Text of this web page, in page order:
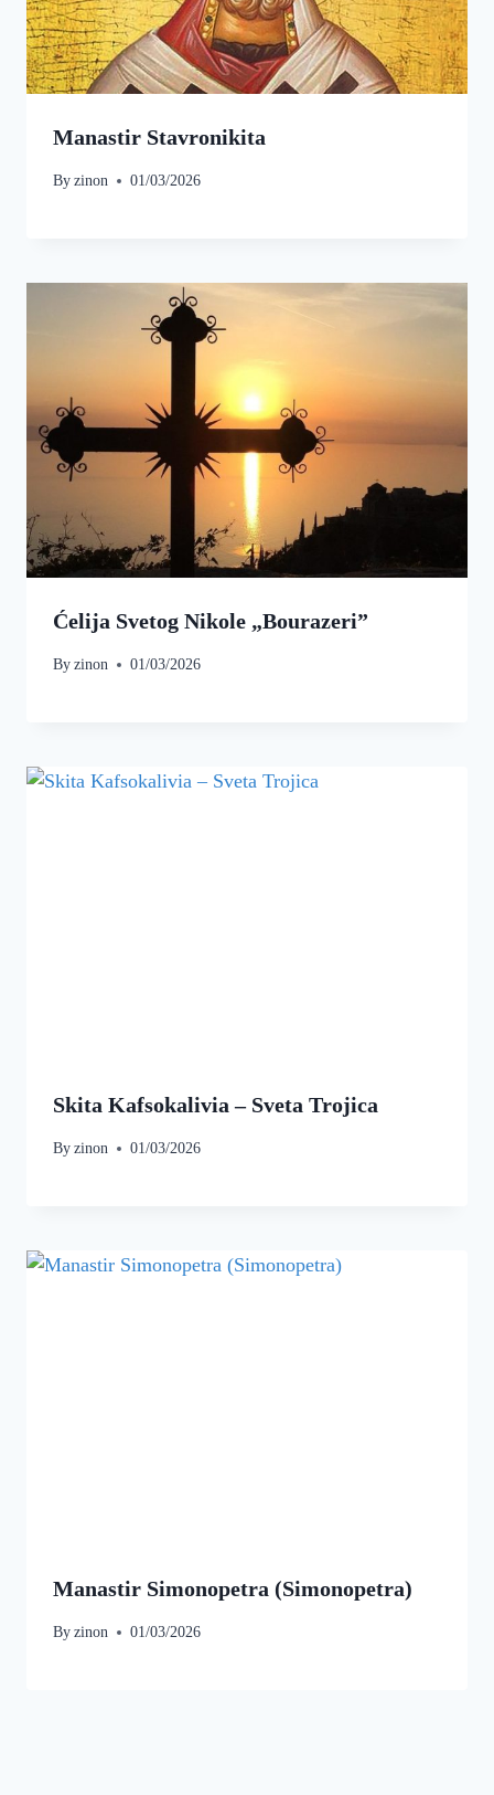
Manastir Stavronikita
Byzinon 01/03/2026
Ćelija Svetog Nikole „Bourazeri”
Byzinon 01/03/2026
Skita Kafsokalivia – Sveta Trojica
Byzinon 01/03/2026
Manastir Simonopetra (Simonopetra)
Byzinon 01/03/2026